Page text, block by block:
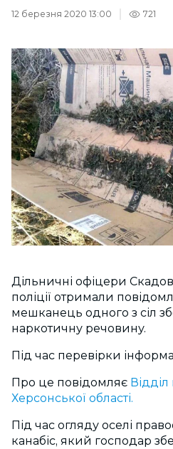
12 березня 2020 13:00
721
Дільничні офіцери
поліції отримали
мешканець одного з сіл
наркотичну речовину.
Під час перевірки
Про це повідомляє Відділ
Херсонської області.
Під час огляду оселі
канабіс, який господар